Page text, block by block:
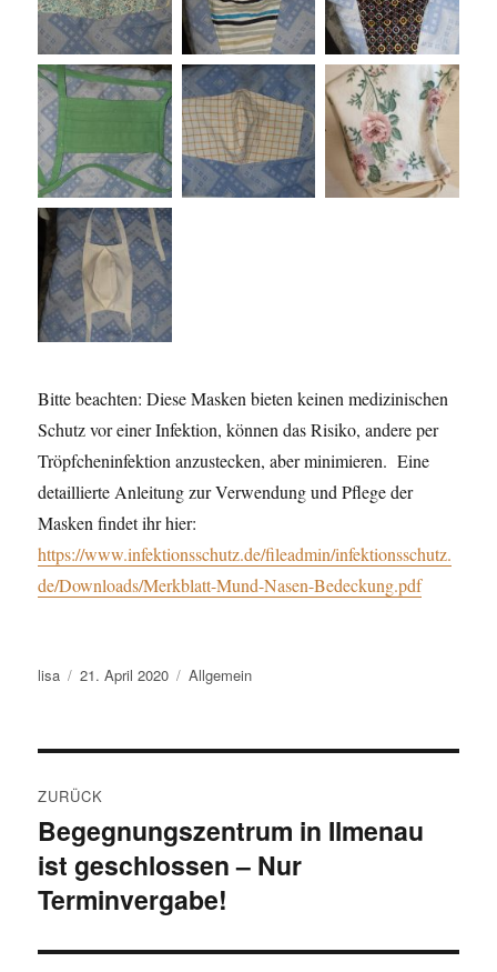
Bitte beachten: Diese Masken bieten keinen medizinischen
Schutz vor einer Infektion, können das Risiko, andere per
Tröpfcheninfektion anzustecken, aber minimieren. Eine
detaillierte Anleitung zur Verwendung und Pflege der
Masken findet ihr hier:
https://www.infektionsschutz.de/fileadmin/infektionsschutz.
de/Downloads/Merkblatt-Mund-Nasen-Bedeckung.pdf
Autor
lisa
Veröffentlicht
21. April 2020 Kategorien
Allgemein
ZURÜCK
Vorheriger
Beitrag:
Begegnungszentrum in Ilmenau
ist geschlossen – Nur
Terminvergabe!